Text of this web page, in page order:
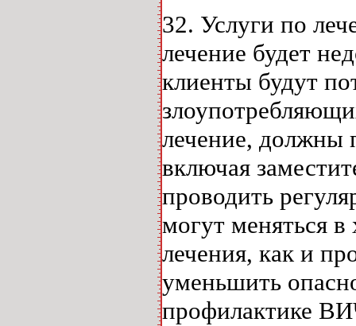
32. Услуги по
лечение будет
клиенты будут
лечение, должны
включая
проводить
могут меняться
лечения, как и
уменьшить
профилактике